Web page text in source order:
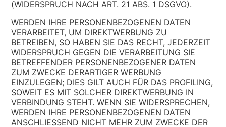
(WIDERSPRUCH NACH ART. 21 ABS. 1 DSGVO).
WERDEN IHRE PERSONENBEZOGENEN DATEN
VERARBEITET, UM DIREKTWERBUNG ZU
BETREIBEN, SO HABEN SIE DAS RECHT, JEDERZEIT
WIDERSPRUCH GEGEN DIE VERARBEITUNG SIE
BETREFFENDER PERSONENBEZOGENER DATEN
ZUM ZWECKE DERARTIGER WERBUNG
EINZULEGEN; DIES GILT AUCH FÜR DAS PROFILING,
SOWEIT ES MIT SOLCHER DIREKTWERBUNG IN
VERBINDUNG STEHT. WENN SIE WIDERSPRECHEN,
WERDEN IHRE PERSONENBEZOGENEN DATEN
ANSCHLIESSEND NICHT MEHR ZUM ZWECKE DER